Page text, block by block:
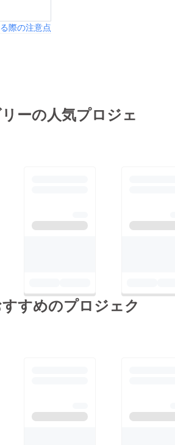
際の注意点
ーの人気プロジェ
すめのプロジェク